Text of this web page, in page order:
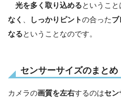
光を多く取り込めるということ
なく
しっかりピントの合ったブ
なるということなのです。
センサーサイズのまとめ
カメラの画質を左右するのはセン